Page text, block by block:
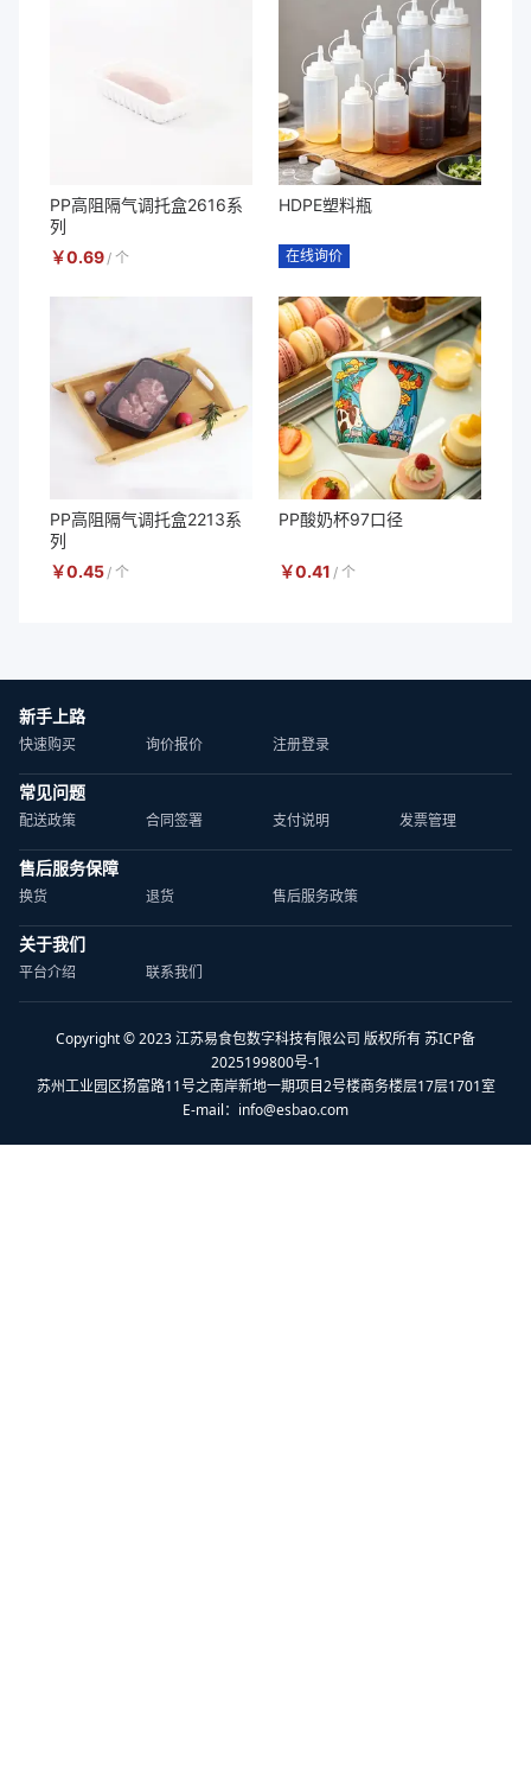
PP高阻隔气调托盒2616系
列
￥0.69 / 个
HDPE塑料瓶
在线询价
PP高阻隔气调托盒2213系
列
￥0.45 / 个
PP酸奶杯97口径
￥0.41 / 个
新手上路
快速购买 询价报价 注册登录
常见问题
配送政策 合同签署 支付说明 发票管理
售后服务保障
换货 退货 售后服务政策
关于我们
平台介绍 联系我们
Copyright © 2023 江苏易食包数字科技有限公司 版权所有 苏ICP备
2025199800号-1
苏州工业园区扬富路11号之南岸新地一期项目2号楼商务楼层17层1701室
E-mail： info@esbao.com